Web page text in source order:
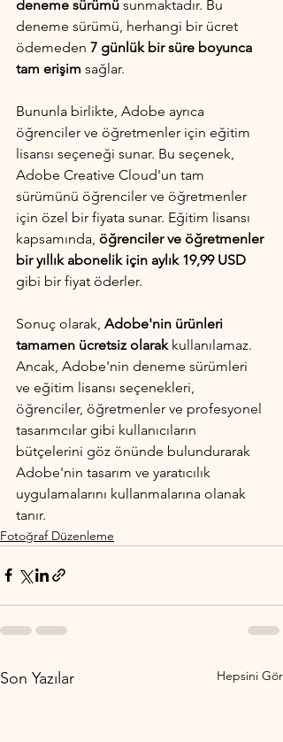
deneme sürümü sunmaktadır. Bu
deneme sürümü, herhangi bir ücret
ödemeden 7 günlük bir süre boyunca
tam erişim sağlar.
Bununla birlikte, Adobe ayrıca
öğrenciler ve öğretmenler için eğitim
lisansı seçeneği sunar. Bu seçenek,
Adobe Creative Cloud'un tam
sürümünü öğrenciler ve öğretmenler
için özel bir fiyata sunar. Eğitim lisansı
kapsamında, öğrenciler ve öğretmenler
bir yıllık abonelik için aylık 19,99 USD
gibi bir fiyat öderler.
Sonuç olarak, Adobe'nin ürünleri
tamamen ücretsiz olarak kullanılamaz.
Ancak, Adobe'nin deneme sürümleri
ve eğitim lisansı seçenekleri,
öğrenciler, öğretmenler ve profesyonel
tasarımcılar gibi kullanıcıların
bütçelerini göz önünde bulundurarak
Adobe'nin tasarım ve yaratıcılık
uygulamalarını kullanmalarına olanak
tanır.
Fotoğraf Düzenleme
Son Yazılar Hepsini Gör